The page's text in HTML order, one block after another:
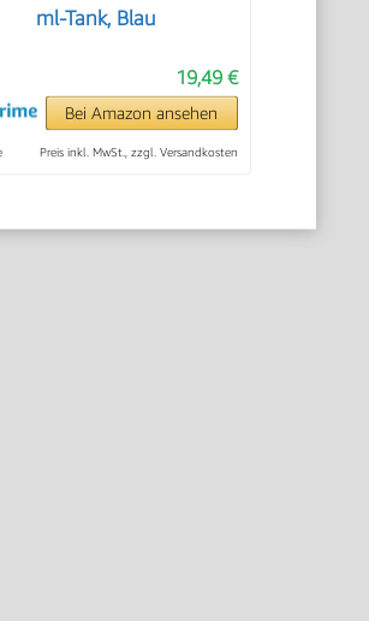
ml-Tank, Blau
19,49 €
Bei Amazon ansehen
Preis inkl. MwSt., zzgl. Versandkosten